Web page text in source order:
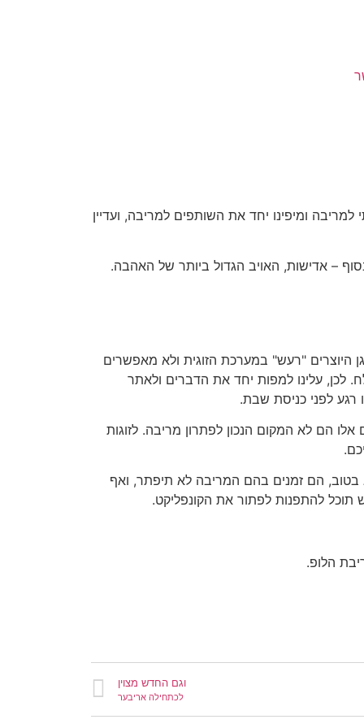
ומיפינו יחד את השותפים למריבה, ועדיין
– אדישות, האויב הגדול ביותר של האהבה.
היוצרים "רעש" במערכת הזוגית ולא מאפשרים
לכן, עלינו למפות יחד את הדברים ולאתר
רגע לפני כניסת שבת.
הם לא המקום הנכון לפתרון מריבה. לזוגות
בטוב, הם זמנים בהם המריבה לא תיפתר, ואף
תוכל להתפנות לפתור את הקונפליקט.
הלופ.
וגם החדש מצוין
לכתחילה אריבער